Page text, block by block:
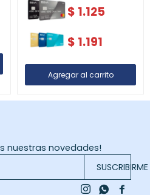
$ 1.125
$ 1.191
nuestras novedades!
SUSCRIBIRME

 